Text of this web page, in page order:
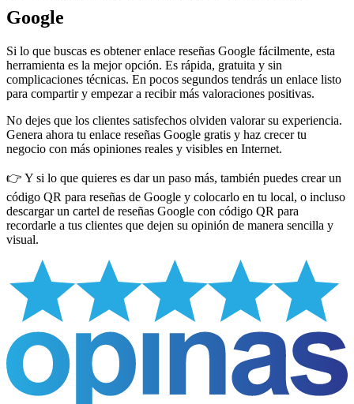
Google
Si lo que buscas es obtener enlace reseñas Google fácilmente, esta
herramienta es la mejor opción. Es rápida, gratuita y sin
complicaciones técnicas. En pocos segundos tendrás un enlace listo
para compartir y empezar a recibir más valoraciones positivas.
No dejes que los clientes satisfechos olviden valorar su experiencia.
Genera ahora tu enlace reseñas Google gratis y haz crecer tu
negocio con más opiniones reales y visibles en Internet.
👉 Y si lo que quieres es dar un paso más, también puedes crear un
código QR para reseñas de Google y colocarlo en tu local, o incluso
descargar un cartel de reseñas Google con código QR para
recordarle a tus clientes que dejen su opinión de manera sencilla y
visual.